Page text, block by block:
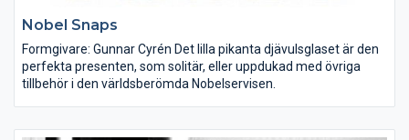
Nobel Snaps
Formgivare: Gunnar Cyrén Det lilla pikanta djävulsglaset är den
perfekta presenten, som solitär, eller uppdukad med övriga
tillbehör i den världsberömda Nobelservisen.